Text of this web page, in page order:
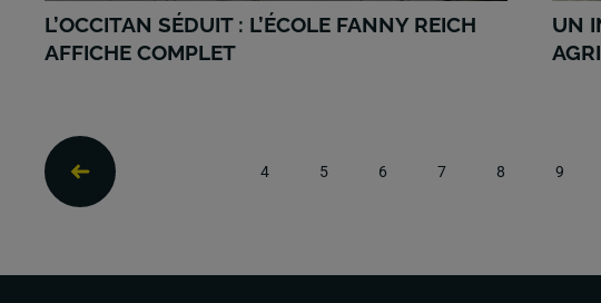
L’OCCITAN SÉDUIT : L’ÉCOLE FANNY REICH
AFFICHE COMPLET
UN
4 5 6 7 8 9